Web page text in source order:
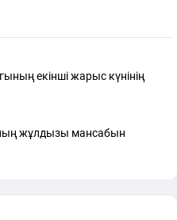
екінші жарыс күнінің
жұлдызы мансабын